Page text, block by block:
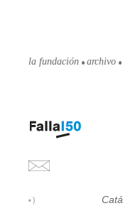
la fundación archivo